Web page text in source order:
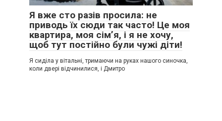
Я вже сто разів просила: не
приводь їх сюди так часто! Це моя
квартира, моя сім’я, і я не хочу,
щоб тут постійно були чужі діти!
Я сиділа у вітальні, тримаючи на руках нашого синочка,
коли двері відчинилися, і Дмитро